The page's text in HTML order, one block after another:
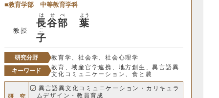
教育学部 中等教育学科
教授
長
は
谷
せ
部
べ
葉
よう
子
こ
研究分野
教育学、社会学、社会心理学
キーワード
教育、域産官学連携、地方創生、異言語異
文化コミュニケーション、食と農
研 究
異言語異文化コミュニケーション・カリキュラ
ムデザイン・教員育成